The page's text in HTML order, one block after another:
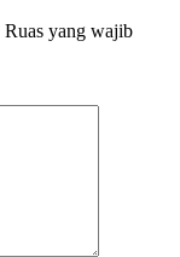
Ruas yang wajib